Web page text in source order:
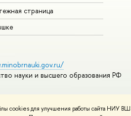
cookies для улучшения работы сайта НИУ
страница
науки и высшего образования РФ
Адреса и контакты Условия